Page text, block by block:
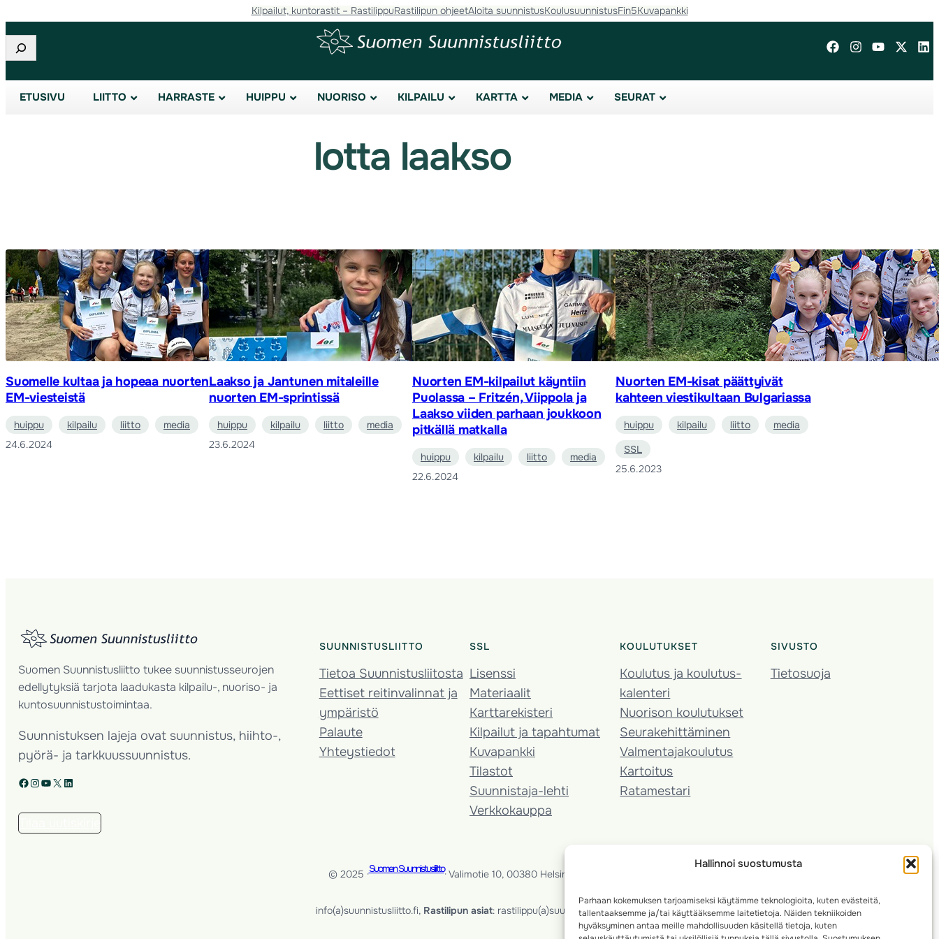
Hallinnoi suostumusta
Parhaan kokemuksen tarjoamiseksi käytämme teknologioita, kuten evästeitä,
tallentaaksemme ja/tai käyttääksemme laitetietoja. Näiden tekniikoiden
hyväksyminen antaa meille mahdollisuuden käsitellä tietoja, kuten
sisältöön
Kilpailut, kuntorastit – RastilippuRastilipun ohjeetAloita suunnistusKoulusuunnistusFin5Kuvapankki
Etsi
ETUSIVU LIITTO HARRASTE HUIPPU NUORISO KILPAILU KARTTA MEDIA SEURAT
lotta laakso
Suomelle kultaa ja hopeaa nuorten
EM-viesteistä
huippu kilpailu liitto
media
24.6.2024
Laakso ja Jantunen mitaleille
nuorten EM-sprintissä
huippu kilpailu liitto
media
23.6.2024
Nuorten EM-kilpailut käyntiin
Puolassa – Fritzén, Viippola ja
Laakso viiden parhaan joukkoon
pitkällä matkalla
huippu kilpailu liitto
media
22.6.2024
Nuorten EM-kisat päättyivät
kahteen viestikultaan Bulgariassa
huippu kilpailu liitto
media
SSL
25.6.2023
Suomen Suunnistusliitto tukee suunnistusseurojen
edellytyksiä tarjota laadukasta kilpailu-, nuoriso- ja
kuntosuunnistustoimintaa.
Suunnistuksen lajeja ovat suunnistus, hiihto-,
pyörä- ja tarkkuussuunnistus.
Facebook Instagram YouTube X LinkedIn
SUUNNISTUSLIITTO
Tietoa Suunnistusliitosta
Eettiset reitinvalinnat ja
ympäristö
Palaute
Yhteystiedot
SSL
Lisenssi
Materiaalit
Karttarekisteri
Kilpailut ja tapahtumat
Kuvapankki
Tilastot
Suunnistaja-lehti
Verkkokauppa
KOULUTUKSET
Koulutus ja koulutus­
kalenteri
Nuorison koulutukset
Seura­kehittäminen
Valmentaja­koulutus
Kartoitus
Ratamestari
SIVUSTO
Tietosuoja
© 2025 ·Suomen Suunnistusliitto· Valimotie 10, 00380 Helsinki, Finland
info(a)suunnistusliitto.fi, Rastilipun asiat: rastilippu(a)suunnistusliitto.fi